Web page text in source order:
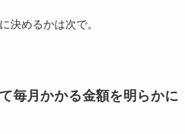
決めるかは次で。
毎月かかる金額を明らかに